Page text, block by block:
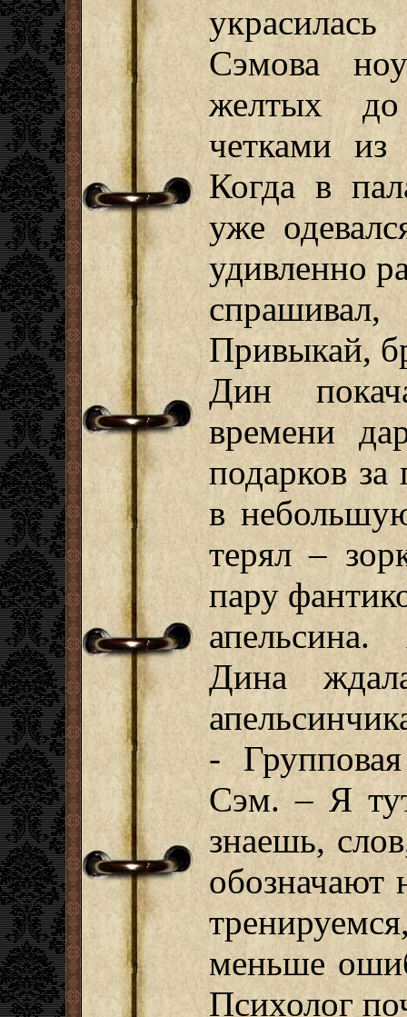
Сэмова
желтых
четками из
Когда в
уже
удивленно
Привыкай,
Дин
времени
подарков за
в
терял –
пару
Дина
-
Сэм. – Я
знаешь,
меньше
Психолог